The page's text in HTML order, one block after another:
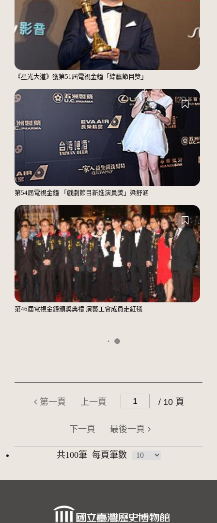
《星光大道》獲第51屆電視金鐘「綜藝節目獎」
第54屆電視金鐘 「戲劇節目新進演員獎」梁舒涵
第46屆電視金鐘頒獎典禮 演藝工會成員走紅毯
第一頁 上一頁 / 10 頁
下一頁 最後一頁
共100筆 每頁筆數